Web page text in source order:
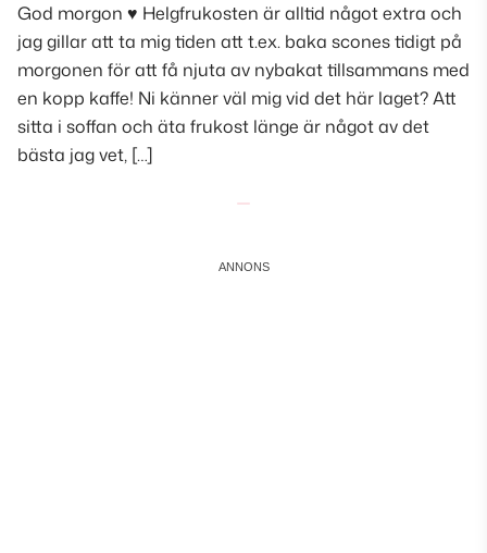
God morgon ♥ Helgfrukosten är alltid något extra och
jag gillar att ta mig tiden att t.ex. baka scones tidigt på
morgonen för att få njuta av nybakat tillsammans med
en kopp kaffe! Ni känner väl mig vid det här laget? Att
sitta i soffan och äta frukost länge är något av det
bästa jag vet, […]